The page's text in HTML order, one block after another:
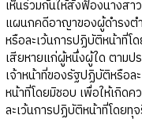
เห็นร่วมกันให้สั่งฟ้องนางส
แผนกคดีอาญาของผู้ดำรงต
หรือละเว้นการปฏิบัติหน้าที่โ
เสียหายแก่ผู้หนึ่งผู้ใด ตามป
เจ้าหน้าที่ของรัฐปฏิบัติหรือล
หน้าที่โดยมิชอบ เพื่อให้เกิด
ละเว้นการปฏิบัติหน้าที่โดย